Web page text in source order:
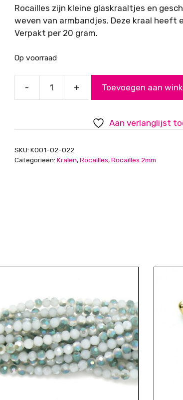
Rocailles zijn kleine glaskraaltjes en
weven van armbandjes. Deze kraal heeft
Verpakt per 20 gram.
Op voorraad
-
2mm
+ Toevoegen aan
Aan verlanglijst
SKU: K001-02-022
Categorieën: Kralen,Rocailles,Rocailles 2mm